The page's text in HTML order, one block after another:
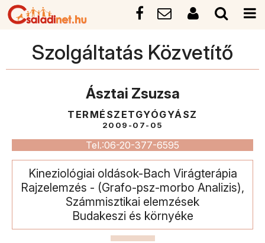
Szolgáltatás Közvetítő
Ásztai Zsuzsa
TERMÉSZETGYÓGYÁSZ
2009-07-05
Tel.:06-20-377-6595
Kineziológiai oldások-Bach Virágterápia
Rajzelemzés - (Grafo-psz-morbo Analizis),
Számmisztikai elemzések
Budakeszi és környéke